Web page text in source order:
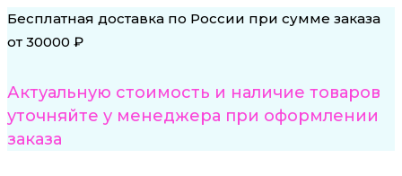
Бесплатная доставка по России при сумме заказа
от 30000 ₽
Актуальную стоимость и наличие товаров
уточняйте у менеджера при оформлении
заказа